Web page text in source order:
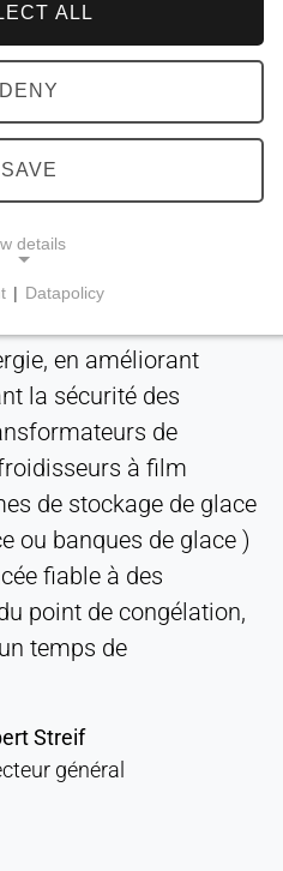
des produits laitiers
tout en réduisant
en améliorant
la sécurité des
de
à film
de stockage de glace
ou banques de glace )
fiable à des
point de congélation,
temps de
Streif
général
ALL
DENY
SAVE
details
essentielles du site
et l'enregistrement
de protection de la vie
peuvent pas être
de confidentialité
| Datapolicy